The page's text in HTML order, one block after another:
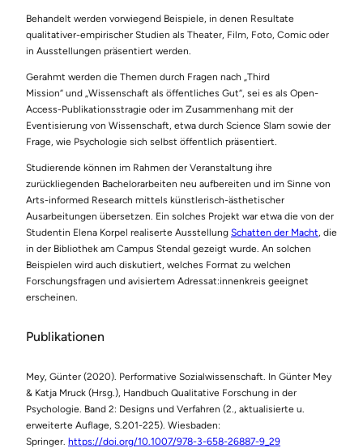
Behandelt werden vorwiegend Beispiele, in denen Resultate
qualitativer-empirischer Studien als Theater, Film, Foto, Comic oder
in Ausstellungen präsentiert werden.
Gerahmt werden die Themen durch Fragen nach „Third
Mission“ und „Wissenschaft als öffentliches Gut“, sei es als Open-
Access-Publikationsstragie oder im Zusammenhang mit der
Eventisierung von Wissenschaft, etwa durch Science Slam sowie der
Frage, wie Psychologie sich selbst öffentlich präsentiert.
Studierende können im Rahmen der Veranstaltung ihre
zurückliegenden Bachelorarbeiten neu aufbereiten und im Sinne von
Arts-informed Research mittels künstlerisch-ästhetischer
Ausarbeitungen übersetzen. Ein solches Projekt war etwa die von der
Studentin Elena Korpel realiserte Ausstellung Schatten der Macht, die
in der Bibliothek am Campus Stendal gezeigt wurde. An solchen
Beispielen wird auch diskutiert, welches Format zu welchen
Forschungsfragen und avisiertem Adressat:innenkreis geeignet
erscheinen.
Publikationen
Mey, Günter (2020). Performative Sozialwissenschaft. In Günter Mey
& Katja Mruck (Hrsg.), Handbuch Qualitative Forschung in der
Psychologie. Band 2: Designs und Verfahren (2., aktualisierte u.
erweiterte Auflage, S.201-225). Wiesbaden:
Springer. https://doi.org/10.1007/978-3-658-26887-9_29